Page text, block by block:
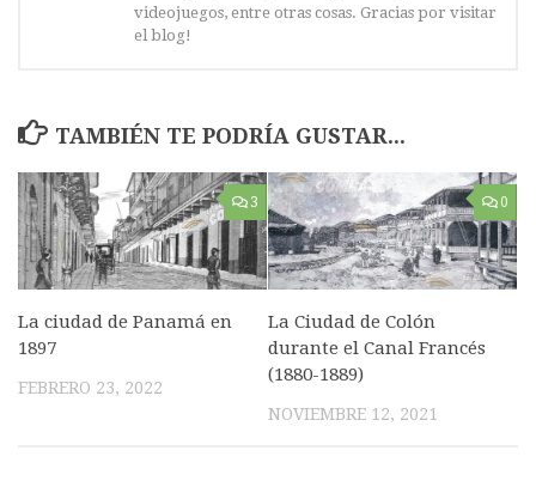
videojuegos, entre otras cosas. Gracias por visitar
el blog!
TAMBIÉN TE PODRÍA GUSTAR...
3
La ciudad de Panamá en
1897
FEBRERO 23, 2022
0
La Ciudad de Colón
durante el Canal Francés
(1880-1889)
NOVIEMBRE 12, 2021